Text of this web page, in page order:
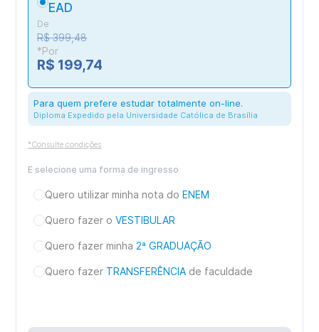
EAD
De
R$ 399,48
*Por
R$ 199,74
Para quem prefere estudar totalmente on-line.
Diploma Expedido pela Universidade Católica de Brasília
*Consulte condições
E selecione uma forma de ingresso
Quero utilizar minha nota doENEM
Quero fazer oVESTIBULAR
Quero fazer minha 2ª GRADUAÇÃO
Quero fazer TRANSFERÊNCIA de faculdade